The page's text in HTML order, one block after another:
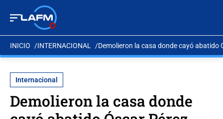
INICIO INTERNACIONAL Demolieron la casa donde cayó abatido
Internacional
Demolieron la casa donde